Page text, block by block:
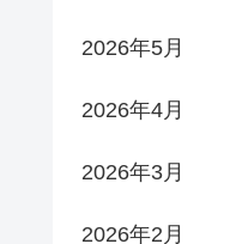
2026年5月
2026年4月
2026年3月
2026年2月